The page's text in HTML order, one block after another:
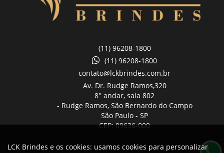
(11) 96208-1800
(11) 96208-1800
contato@lckbrindes.com.br
Av. Dr. Rudge Ramos,320
8° andar, sala 802
- Rudge Ramos, São Bernardo do Campo
São Paulo - SP
CEP: 09636-000
LCK Brindes e os cookies: usamos cookies para personalizar